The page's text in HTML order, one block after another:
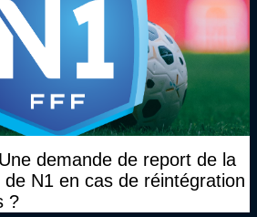
demande de report de la
N1 en cas de réintégration
?